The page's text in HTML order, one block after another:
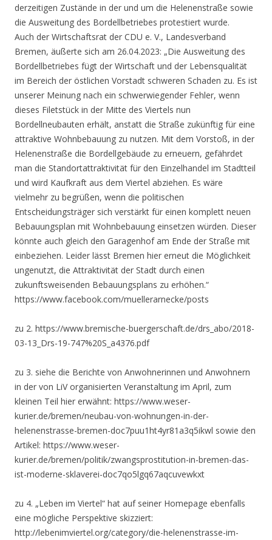
derzeitigen Zustände in der und um die Helenenstraße sowie
die Ausweitung des Bordellbetriebes protestiert wurde.
Auch der Wirtschaftsrat der CDU e. V., Landesverband
Bremen, äußerte sich am 26.04.2023: „Die Ausweitung des
Bordellbetriebes fügt der Wirtschaft und der Lebensqualität
im Bereich der östlichen Vorstadt schweren Schaden zu. Es ist
unserer Meinung nach ein schwerwiegender Fehler, wenn
dieses Filetstück in der Mitte des Viertels nun
Bordellneubauten erhält, anstatt die Straße zukünftig für eine
attraktive Wohnbebauung zu nutzen. Mit dem Vorstoß, in der
Helenenstraße die Bordellgebäude zu erneuern, gefährdet
man die Standortattraktivität für den Einzelhandel im Stadtteil
und wird Kaufkraft aus dem Viertel abziehen. Es wäre
vielmehr zu begrüßen, wenn die politischen
Entscheidungsträger sich verstärkt für einen komplett neuen
Bebauungsplan mit Wohnbebauung einsetzen würden. Dieser
könnte auch gleich den Garagenhof am Ende der Straße mit
einbeziehen. Leider lässt Bremen hier erneut die Möglichkeit
ungenutzt, die Attraktivität der Stadt durch einen
zukunftsweisenden Bebauungsplans zu erhöhen.“
https://www.facebook.com/muellerarnecke/posts
zu 2. https://www.bremische-buergerschaft.de/drs_abo/2018-
03-13_Drs-19-747%20S_a4376.pdf
zu 3. siehe die Berichte von Anwohnerinnen und Anwohnern
in der von LiV organisierten Veranstaltung im April, zum
kleinen Teil hier erwähnt: https://www.weser-
kurier.de/bremen/neubau-von-wohnungen-in-der-
helenenstrasse-bremen-doc7puu1ht4yr81a3q5ikwl sowie den
Artikel: https://www.weser-
kurier.de/bremen/politik/zwangsprostitution-in-bremen-das-
ist-moderne-sklaverei-doc7qo5lgq67aqcuvewkxt
zu 4. „Leben im Viertel“ hat auf seiner Homepage ebenfalls
eine mögliche Perspektive skizziert:
http://lebenimviertel.org/category/die-helenenstrasse-im-